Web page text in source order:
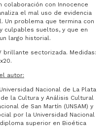
colaboración con Innocence
el mal uso de evidencia
Un problema que termina con
culpables sueltos, y que en
largo historial.
brillante sectorizada. Medidas:
autor:
Nacional de La Plata
la Cultura y Análisis Cultural
de San Martín (UNSAM) y
por la Universidad Nacional
superior en Bioética